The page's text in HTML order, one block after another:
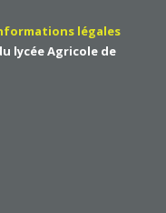
légales
lycée Agricole de